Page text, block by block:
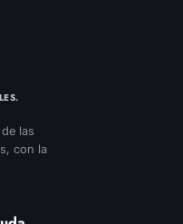
las
con la